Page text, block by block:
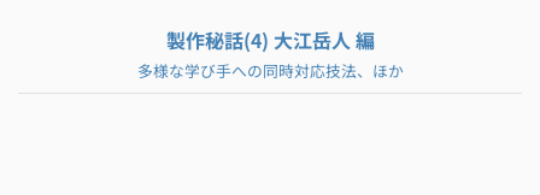
製作秘話(4) 大江岳人 編
多様な学び手への同時対応技法、ほか